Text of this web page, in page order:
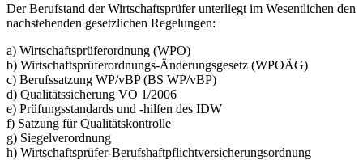
Der Berufstand der Wirtschaftsprüfer unterliegt im Wesentlichen den
nachstehenden gesetzlichen Regelungen:
a) Wirtschaftsprüferordnung (WPO)
b) Wirtschaftsprüferordnungs-Änderungsgesetz (WPOÄG)
c) Berufssatzung WP/vBP (BS WP/vBP)
d) Qualitätssicherung VO 1/2006
e) Prüfungsstandards und -hilfen des IDW
f) Satzung für Qualitätskontrolle
g) Siegelverordnung
h) Wirtschaftsprüfer-Berufshaftpflichtversicherungsordnung